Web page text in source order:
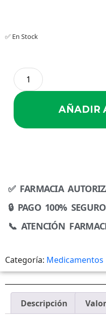
✅ En Stock
AÑADIR
✅ FARMACIA
🔒 PAGO 100% SEGURO
📞 ATENCIÓN
Categoría: Medicamentos
Descripción